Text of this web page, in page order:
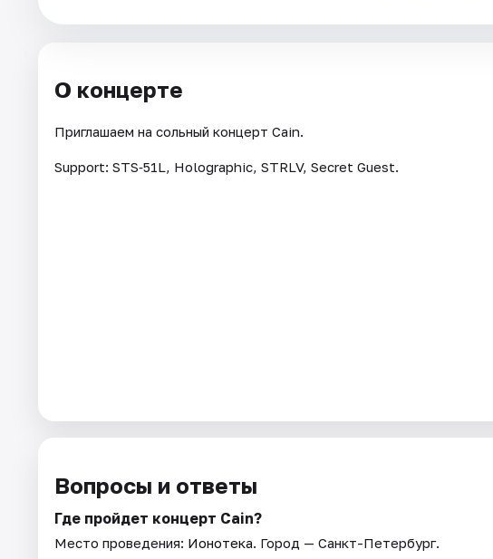
О концерте
Приглашаем на сольный концерт Cain.
Support: STS‑51L, Holographic, STRLV, Secret Guest.
Вопросы и ответы
Где пройдет концерт Cain?
Место проведения: Ионотека. Город — Санкт-Петербург.